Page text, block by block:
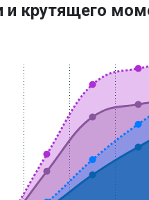
и крутящего